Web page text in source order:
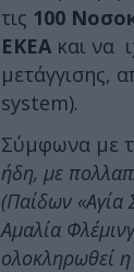
τις 100
ΕΚΕΑ και να
μετάγγισης,
system).
Σύμφωνα με
ήδη, με
(Παίδων «Αγία
Αμαλία
ολοκληρωθεί